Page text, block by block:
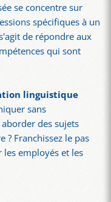
se concentre sur
spécifiques à un
de répondre aux
qui sont
linguistique
sans
des sujets
? Franchissez le pas
employés et les